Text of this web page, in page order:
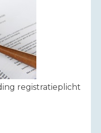
registratieplicht